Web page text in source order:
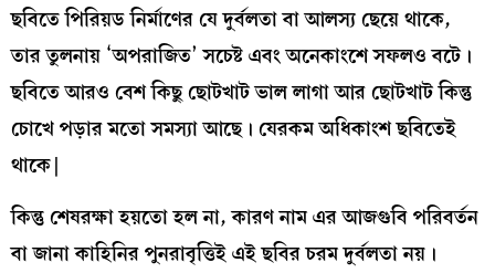
ছবিতে পিরিয়ড নির্মাণের যে দুর্বলতা বা আলস্য ছেয়ে থাকে,
তার তুলনায় ‘অপরাজিত’ সচেষ্ট এবং অনেকাংশে সফলও বটে।
ছবিতে আরও বেশ কিছু ছোটখাট ভাল লাগা আর ছোটখাট কিন্তু
চোখে পড়ার মতো সমস্যা আছে। যেরকম অধিকাংশ ছবিতেই
থাকে|
কিন্তু শেষরক্ষা হয়তো হল না, কারণ নাম এর আজগুবি পরিবর্তন
বা জানা কাহিনির পুনরাবৃত্তিই এই ছবির চরম দুর্বলতা নয়।